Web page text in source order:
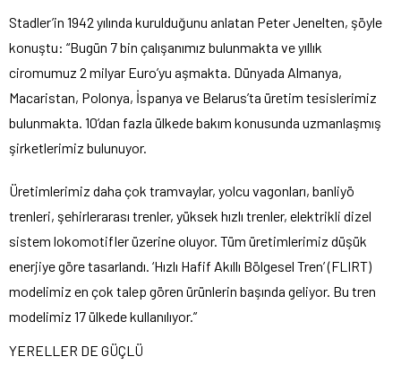
Stadler’in 1942 yılında kurulduğunu anlatan Peter Jenelten, şöyle
konuştu: “Bugün 7 bin çalışanımız bulunmakta ve yıllık
ciromumuz 2 milyar Euro’yu aşmakta. Dünyada Almanya,
Macaristan, Polonya, İspanya ve Belarus’ta üretim tesislerimiz
bulunmakta. 10’dan fazla ülkede bakım konusunda uzmanlaşmış
şirketlerimiz bulunuyor.
Üretimlerimiz daha çok tramvaylar, yolcu vagonları, banliyö
trenleri, şehirlerarası trenler, yüksek hızlı trenler, elektrikli dizel
sistem lokomotifler üzerine oluyor. Tüm üretimlerimiz düşük
enerjiye göre tasarlandı. ‘Hızlı Hafif Akıllı Bölgesel Tren’ (FLIRT)
modelimiz en çok talep gören ürünlerin başında geliyor. Bu tren
modelimiz 17 ülkede kullanılıyor.”
YERELLER DE GÜÇLÜ